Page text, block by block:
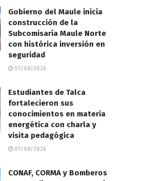
Gobierno del Maule inicia
construcción de la
Subcomisaría Maule Norte
con histórica inversión en
seguridad
07/08/2026
Estudiantes de Talca
fortalecieron sus
conocimientos en materia
energética con charla y
visita pedagógica
07/08/2026
CONAF, CORMA y Bomberos